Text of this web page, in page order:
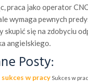
praca jako operator
wymaga pewnych
skupić się na zdobyciu
angielskiego.
Posty:
w pracy Sukces w